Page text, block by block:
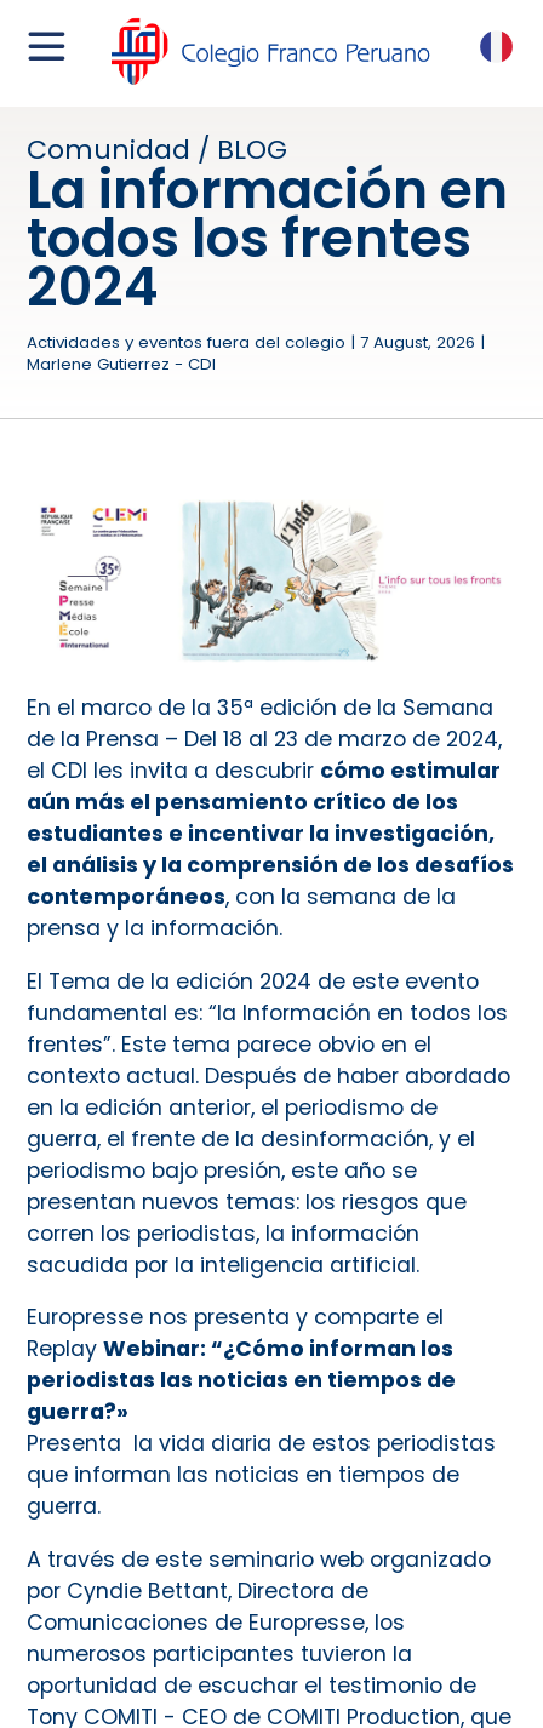
menu FR
Comunidad / BLOG
La información en
todos los frentes
2024
Actividades y eventos fuera del colegio | 7 August, 2026 |
Marlene Gutierrez - CDI
En el marco de la 35ª edición de la Semana
de la Prensa – Del 18 al 23 de marzo de 2024,
el CDI les invita a descubrir cómo estimular
aún más el pensamiento crítico de los
estudiantes e incentivar la investigación,
el análisis y la comprensión de los desafíos
contemporáneos, con la semana de la
prensa y la información.
El Tema de la edición 2024 de este evento
fundamental es: “la Información en todos los
frentes”. Este tema parece obvio en el
contexto actual. Después de haber abordado
en la edición anterior, el periodismo de
guerra, el frente de la desinformación, y el
periodismo bajo presión, este año se
presentan nuevos temas: los riesgos que
corren los periodistas, la información
sacudida por la inteligencia artificial.
Europresse nos presenta y comparte el
Replay Webinar: “¿Cómo informan los
periodistas las noticias en tiempos de
guerra?»
Presenta la vida diaria de estos periodistas
que informan las noticias en tiempos de
guerra.
A través de este seminario web organizado
por Cyndie Bettant, Directora de
Comunicaciones de Europresse, los
numerosos participantes tuvieron la
oportunidad de escuchar el testimonio de
Tony COMITI - CEO de COMITI Production, que